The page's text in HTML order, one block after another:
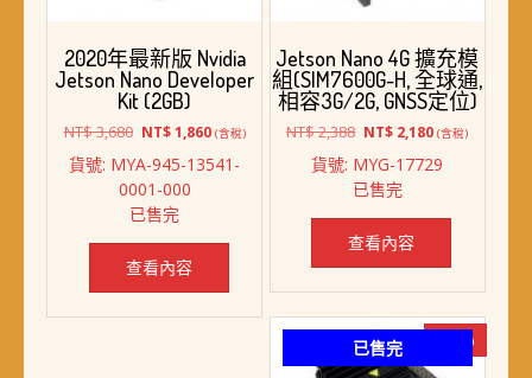
2020年最新版 Nvidia
Jetson Nano Developer
Kit (2GB)
NT$3,680 原
價
格：
NT$ 3,680。
NT$1,860目
價
(含稅)
貨號: MYA-945-13541-
0001-000
已售完
查看內容
Jetson Nano 4G 擴充模
組(SIM7600G-H, 全球通,
相容3G/2G, GNSS定位)
NT$2,388 原
價
格：
NT$ 2,388。
NT$ 2,180目
價
NT$ 2,180。
(含稅)
貨號: MYG-17729
已售完
查看內容
已售完 -22%